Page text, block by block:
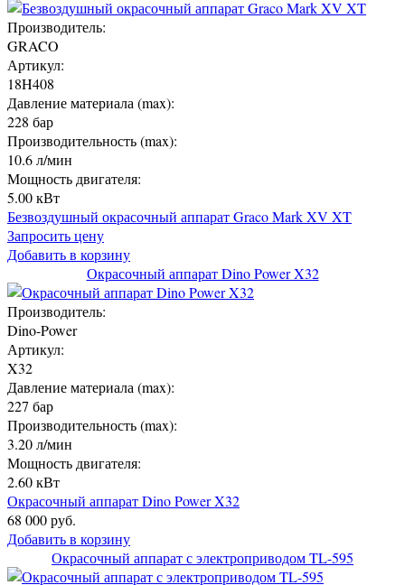
Производитель:
GRACO
Артикул:
18H408
Давление материала (max):
228 бар
Производительность (max):
10.6 л/мин
Мощность двигателя:
5.00 кВт
Безвоздушный окрасочный аппарат Graco Mark XV XT
Запросить цену
Добавить в корзину
Окрасочный аппарат Dino Power X32
Производитель:
Dino-Power
Артикул:
X32
Давление материала (max):
227 бар
Производительность (max):
3.20 л/мин
Мощность двигателя:
2.60 кВт
Окрасочный аппарат Dino Power X32
68 000 руб.
Добавить в корзину
Окрасочный аппарат с электроприводом TL-595